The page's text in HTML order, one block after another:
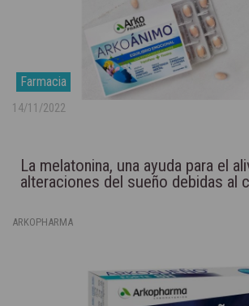
Farmacia
14/11/2022
La melatonina, una ayuda para el
alteraciones del sueño debidas al
ARKOPHARMA